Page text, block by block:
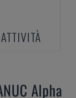
Alpha